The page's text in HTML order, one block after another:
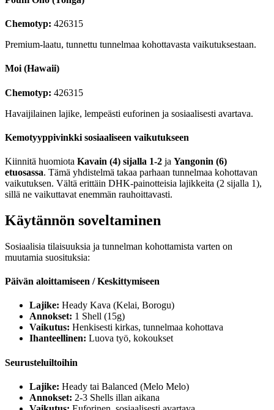
Chemotyp: 426315
Premium-laatu, tunnettu tunnelmaa kohottavasta vaikutuksestaan.
Moi (Hawaii)
Chemotyp: 426315
Havaijilainen lajike, lempeästi euforinen ja sosiaalisesti avartava.
Kemotyyppivinkki sosiaaliseen vaikutukseen
Kiinnitä huomiota Kavain (4) sijalla 1-2 ja Yangonin (6)
etuosassa. Tämä yhdistelmä takaa parhaan tunnelmaa kohottavan
vaikutuksen. Vältä erittäin DHK-painotteisia lajikkeita (2 sijalla 1),
sillä ne vaikuttavat enemmän rauhoittavasti.
Käytännön soveltaminen
Sosiaalisia tilaisuuksia ja tunnelman kohottamista varten on
muutamia suosituksia:
Päivän aloittamiseen / Keskittymiseen
Lajike: Heady Kava (Kelai, Borogu)
Annokset: 1 Shell (15g)
Vaikutus: Henkisesti kirkas, tunnelmaa kohottava
Ihanteellinen: Luova työ, kokoukset
Seurusteluiltoihin
Lajike: Heady tai Balanced (Melo Melo)
Annokset: 2-3 Shells illan aikana